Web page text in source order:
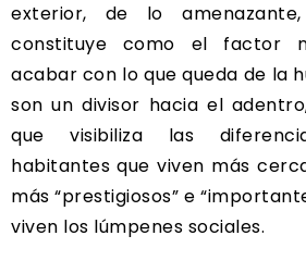
exterior, de lo
constituye como el factor
acabar con lo que queda de la
son un divisor hacia el
que visibiliza las
habitantes que viven más
más “prestigiosos” e
viven los lúmpenes sociales.